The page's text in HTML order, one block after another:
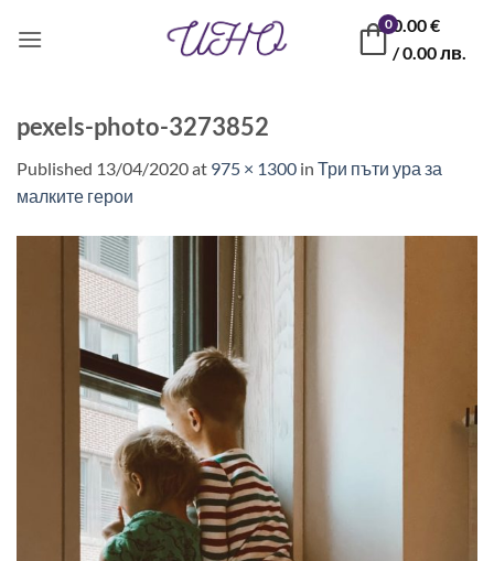
00.00€
/ 0.00 лв.
pexels-photo-3273852
Published 13/04/2020at 975 × 1300 in Три пъти ура за
малките герои